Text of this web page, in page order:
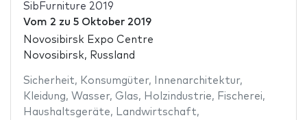
SibFurniture 2019
Vom 2 zu 5 Oktober 2019
Novosibirsk Expo Centre
Novosibirsk, Russland
Sicherheit, Konsumgüter, Innenarchitektur,
Kleidung, Wasser, Glas, Holzindustrie, Fischerei,
Haushaltsgeräte, Landwirtschaft,